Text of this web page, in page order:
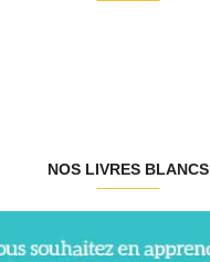
NOS LIVRES BLANCS